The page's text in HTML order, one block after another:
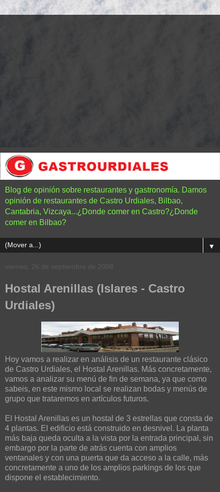
Blog de opinión sobre restaurantes y gastronomía. Damos
opinión de restaurantes de Castro Urdiales, Bilbao,
Cantabria, Vizcaya...¿Donde comer en Castro?¿Donde
comer en Bilbao?
▼
viernes, 26 de septiembre de 2008
Hostal Arenillas (Islares - Castro
Urdiales)
Hoy vamos a realizar en análisis de un restaurante clásico
de Castro Urdiales, el Hostal Arenillas. Más concretamente,
vamos a analizar su menú de fin de semana, ya que como
sabeis, en este mismo local se realizan bodas y menús de
grupo que trataremos en artículos futuros.
El Hostal Arenillas es un hostal de 3 estrellas que consta de
4 plantas. El edificio está construido en desnivel. La planta
más baja queda oculta a la vista por la entrada principal, sin
embargo por la parte de atrás cuenta con amplios
ventanales y con una puerta que da acceso a la calle, más
concretamente a uno de los amplios parkings de los que
dispone el establecimiento.